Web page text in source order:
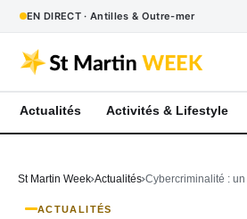
EN DIRECT · Antilles & Outre-mer
Actualités Activités & Lifestyle
St Martin Week Actualités Cybercriminalité :
ACTUALITÉS